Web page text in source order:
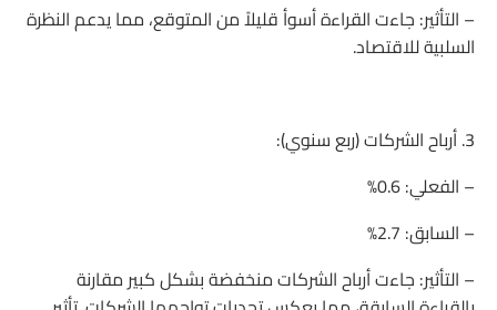
– التأثير: جاءت القراءة أسوأ قليلاً من المتوقع، مما يدعم النظرة
السلبية للاقتصاد.
3. أرباح الشركات (ربع سنوي):
– الفعلي: 0.6%
– السابق: 2.7%
– التأثير: جاءت أرباح الشركات منخفضة بشكل كبير مقارنة